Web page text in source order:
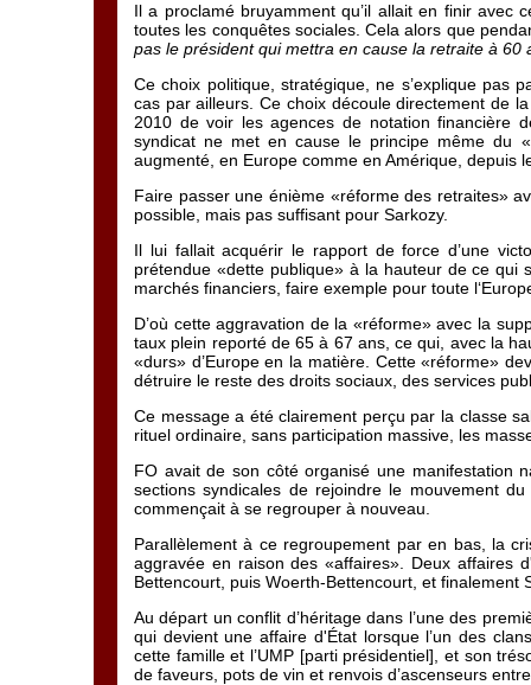
Il a proclamé bruyamment qu’il allait en finir avec
toutes les conquêtes sociales. Cela alors que
pas le président qui mettra en cause la retraite à 60
Ce choix politique, stratégique, ne s’explique pas
cas par ailleurs. Ce choix découle directement de
2010 de voir les agences de notation financière
syndicat ne met en cause le principe même du
augmenté, en Europe comme en Amérique, depuis
Faire passer une énième «réforme des retraites»
possible, mais pas suffisant pour Sarkozy.
Il lui fallait acquérir le rapport de force d’une
prétendue «dette publique» à la hauteur de ce
marchés financiers, faire exemple pour toute
D’où cette aggravation de la «réforme» avec la
taux plein reporté de 65 à 67 ans, ce qui, avec la
«durs» d’Europe en la matière. Cette «réforme»
détruire le reste des droits sociaux, des services
Ce message a été clairement perçu par la classe
rituel ordinaire, sans participation massive, les
FO avait de son côté organisé une manifestation
sections syndicales de rejoindre le mouvement
commençait à se regrouper à nouveau.
Parallèlement à ce regroupement par en bas, la
aggravée en raison des «affaires». Deux affaires
Bettencourt, puis Woerth-Bettencourt, et finalement
Au départ un conflit d’héritage dans l’une des
qui devient une affaire d'État lorsque l’un des
cette famille et l’UMP [parti présidentiel], et son
de faveurs, pots de vin et renvois d’ascenseurs